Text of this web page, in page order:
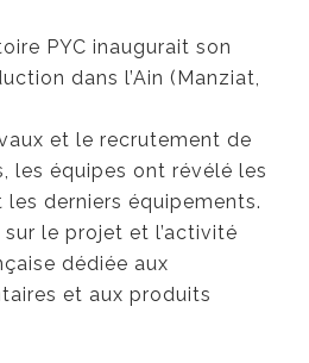
PYC inaugurait son
dans l’Ain (Manziat,
et le recrutement de
les équipes ont révélé les
derniers équipements.
sur le projet et l’activité
dédiée aux
et aux produits